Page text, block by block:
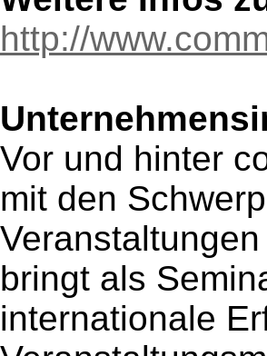
http://
Vor und hinter
mit den
bringt als
internationale